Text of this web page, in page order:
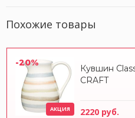
Похожие товары
-20%
АКЦИЯ
Кувшин
CRAFT
2220 руб.